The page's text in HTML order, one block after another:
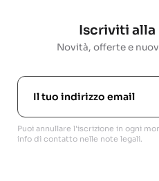
Iscriviti
Novità, offerte e
Puoi annullare l'iscrizione in ogni
info di contatto nelle note legali.